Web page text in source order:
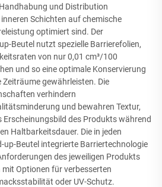
und Distribution
Schichten auf chemische
optimiert sind. Der
Beutel nutzt spezielle Barrierefolien,
von nur 0,01 cm³/100
und so eine optimale Konservierung
gewährleisten. Die
verhindern
und bewahren Textur,
des Produkts während
Haltbarkeitsdauer. Die in jeden
up-Beutel integrierte Barriertechnologie
des jeweiligen Produkts
Optionen für verbesserten
oder UV-Schutz.